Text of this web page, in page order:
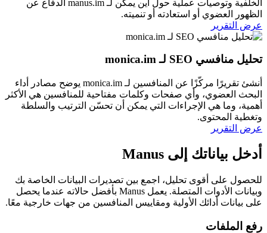
الخلفية وتوصيات عملية حول أين يمكن لـ manus.im الدفاع عن
الظهور العضوي أو استعادته أو تنميته.
عرض التقرير
تحليل منافسي SEO لـ monica.im
أنشئ تقريرًا مركّزًا عن المنافسين لـ monica.im يوضح مصادر أداء
البحث العضوي، وأي صفحات وكلمات مفتاحية للمنافسين هي الأكثر
أهمية، وما هي الإجراءات التي يمكن أن تحسّن الترتيب والسلطة
وتغطية المحتوى.
عرض التقرير
أدخل بياناتك إلى Manus
للحصول على أقوى تحليل، اجمع بين تصديرات البيانات الخاصة بك
وبيانات الأدوات المتصلة. يعمل Manus بأفضل حالاته عندما يحصل
على بيانات أدائك الأولية ومقاييس المنافسين من جهات خارجية معًا.
رفع الملفات